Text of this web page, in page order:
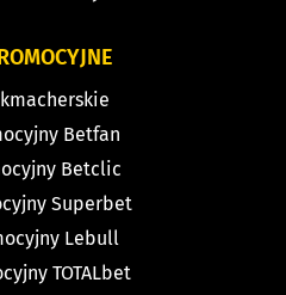
Betfan
Betclic
Superbet
Lebull
TOTALbet